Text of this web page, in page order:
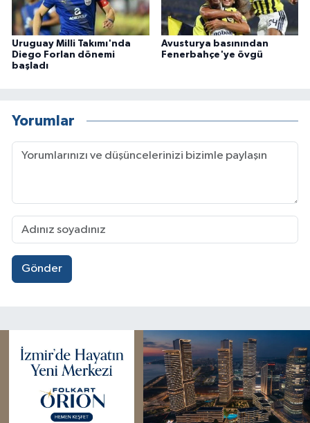
Uruguay Milli Takımı'nda
Diego Forlan dönemi
başladı
Avusturya basınından
Fenerbahçe'ye övgü
Yorumlar
Gönder